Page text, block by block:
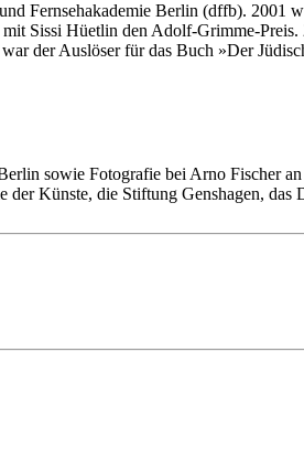
Fernsehakademie Berlin (dffb). 2001
Sissi Hüetlin den Adolf-Grimme-
war der Auslöser für das Buch »Der
sowie Fotografie bei Arno Fischer
Künste, die Stiftung Genshagen,